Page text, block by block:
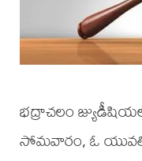
భద్రాచలం
సోమవారం, ఓ